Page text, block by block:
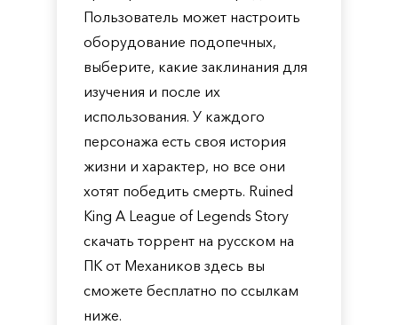
Пользователь может настроить
оборудование подопечных,
выберите, какие заклинания для
изучения и после их
использования. У каждого
персонажа есть своя история
жизни и характер, но все они
хотят победить смерть. Ruined
King A League of Legends Story
скачать торрент на русском на
ПК от Механиков здесь вы
сможете бесплатно по ссылкам
ниже.